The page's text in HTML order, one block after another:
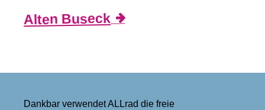
Alten Buseck
Dankbar verwendet ALLrad die freie